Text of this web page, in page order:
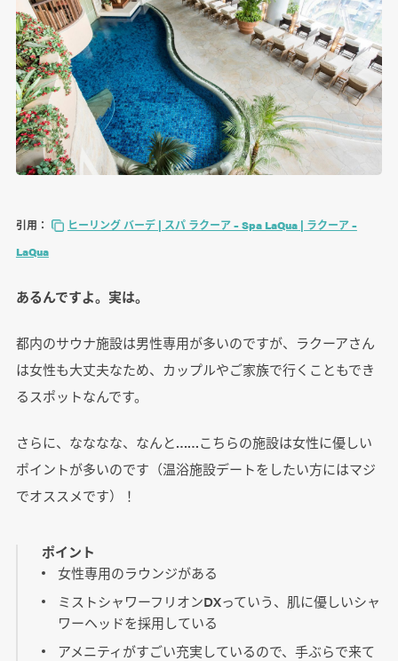
引用：
ヒーリング バーデ | スパ ラクーア – Spa LaQua | ラクーア –
LaQua
あるんですよ。実は。
都内のサウナ施設は男性専用が多いのですが、ラクーアさん
は女性も大丈夫なため、カップルやご家族で行くこともでき
るスポットなんです。
さらに、なななな、なんと……こちらの施設は女性に優しい
ポイントが多いのです（温浴施設デートをしたい方にはマジ
でオススメです）！
ポイント
女性専用のラウンジがある
ミストシャワーフリオンDXっていう、肌に優しいシャ
ワーヘッドを採用している
アメニティがすごい充実しているので、手ぶらで来て